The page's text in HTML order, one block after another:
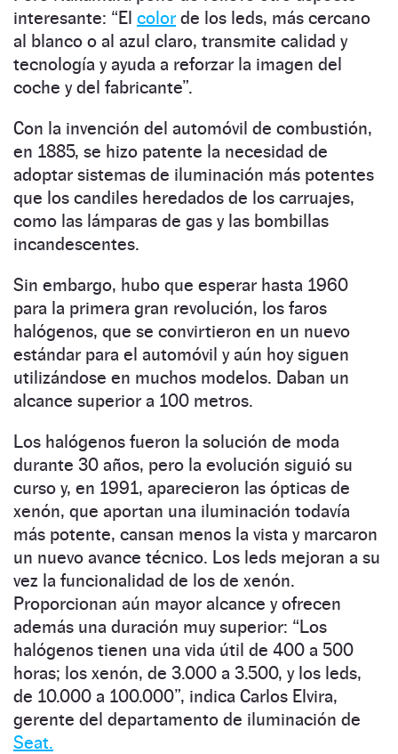
interesante: “El color de los leds, más cercano
al blanco o al azul claro, transmite calidad y
tecnología y ayuda a reforzar la imagen del
coche y del fabricante”.
Con la invención del automóvil de combustión,
en 1885, se hizo patente la necesidad de
adoptar sistemas de iluminación más potentes
que los candiles heredados de los carruajes,
como las lámparas de gas y las bombillas
incandescentes.
Sin embargo, hubo que esperar hasta 1960
para la primera gran revolución, los faros
halógenos, que se convirtieron en un nuevo
estándar para el automóvil y aún hoy siguen
utilizándose en muchos modelos. Daban un
alcance superior a 100 metros.
Los halógenos fueron la solución de moda
durante 30 años, pero la evolución siguió su
curso y, en 1991, aparecieron las ópticas de
xenón, que aportan una iluminación todavía
más potente, cansan menos la vista y marcaron
un nuevo avance técnico. Los leds mejoran a su
vez la funcionalidad de los de xenón.
Proporcionan aún mayor alcance y ofrecen
además una duración muy superior: “Los
halógenos tienen una vida útil de 400 a 500
horas; los xenón, de 3.000 a 3.500, y los leds,
de 10.000 a 100.000”, indica Carlos Elvira,
gerente del departamento de iluminación de
Seat.